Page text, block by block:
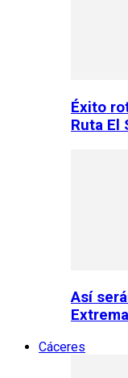
Éxito
Ruta El
Así
Cáceres